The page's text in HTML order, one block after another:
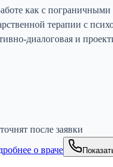
как с
терапии с
диалоговая и
после заявки
о враче